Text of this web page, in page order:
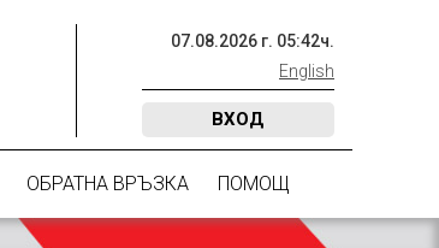
07.08.2026 г. 05:42ч.
English
ВХОД
ОБРАТНА ВРЪЗКА ПОМОЩ